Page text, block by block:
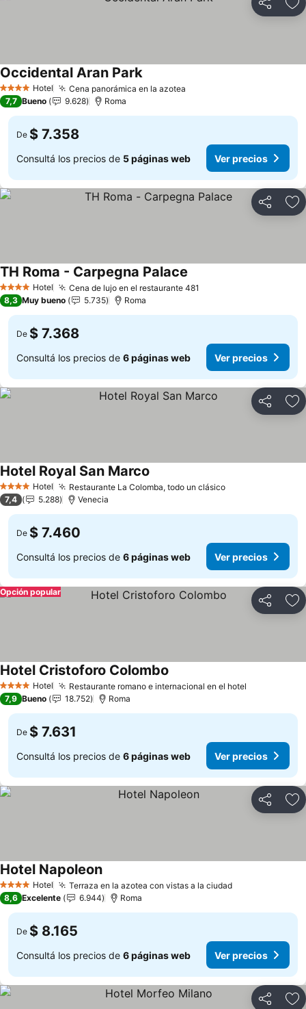
Compartir
4 EstrellasHotel Cena panorámica en la azotea
Occidental Aran ParkVer precios
7,7 Bueno 9.628 Roma
De $ 7.358
Consultá los precios de 5 páginas web Ver precios
Compartir
4 EstrellasHotel Cena de lujo en el restaurante 481
TH Roma - Carpegna Palace
8,3 Muy bueno 5.735 Roma
De $ 7.368
Consultá los precios de 6 páginas web Ver precios
Compartir
4 EstrellasHotel Restaurante La Colomba, todo un clásicoVer precios
Hotel Royal San Marco
7,4 5.288 Venecia
De $ 7.460
Consultá los precios de 6 páginas web Ver precios
Compartir
Opción popular
4 EstrellasHotel Restaurante romano e internacional en el hotel
Hotel Cristoforo Colombo
7,9 Bueno 18.752 Roma
De $ 7.631
Consultá los precios de 6 páginas web Ver precios
Compartir
4 EstrellasHotel Terraza en la azotea con vistas a la ciudadVer precios
Hotel NapoleonVer precios
8,6 Excelente 6.944 Roma
De $ 8.165
Consultá los precios de 6 páginas web Ver precios
Compartir